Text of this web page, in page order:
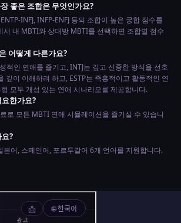
좋은 조합은 무엇인가요?
ENTP-INFJ, INFP-ENFJ 등의 조합이 높은 궁합 점수를
서 내 MBTI와 상대방 MBTI를 선택하면 조합별 점수
어떻게 다른가요?
적인 연애를 즐기고, INTJ는 깊고 신중한 방식을 선호
깊이 이해하려 하고, ESTP는 즉흥적이고 활동적인 연
모두 개성 있는 연애 시나리오를 제공합니다.
한가요?
로 모든 MBTI 연애 시뮬레이션을 즐기실 수 있습니
?
본어, 스페인어, 포르투갈어 6개 언어를 지원합니다.